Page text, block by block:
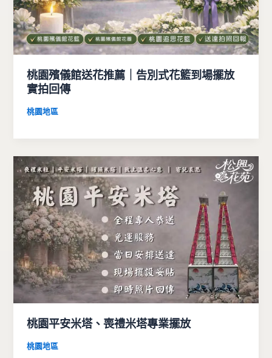
桃園殯儀館送花推薦｜告別式花籃到場擺放
實拍回傳
桃園地區
桃園平安米塔、喪禮米塔專業擺放
桃園地區